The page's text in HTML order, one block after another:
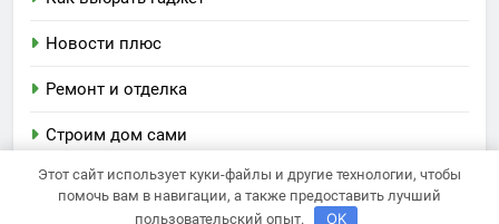
Новости плюс
Ремонт и отделка
Строим дом сами
Этот сайт использует куки-файлы и другие технологии, чтобы
помочь вам в навигации, а также предоставить лучший
пользовательский опыт.
OK